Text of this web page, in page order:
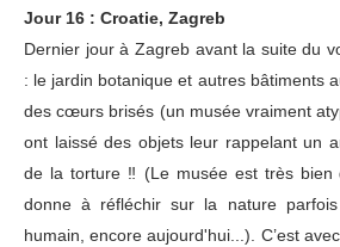
Jour 16 : Croatie, Zagreb
Dernier jour à Zagreb avant la suite du
: le jardin botanique et autres bâtiments
des cœurs brisés (un musée vraiment
ont laissé des objets leur rappelant un
de la torture ‼ (Le musée est très bien
donne à réfléchir sur la nature
humain, encore aujourd'hui...). C’est